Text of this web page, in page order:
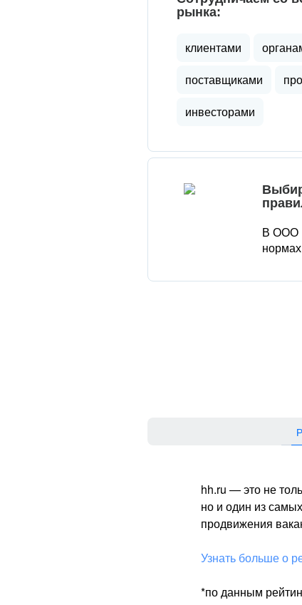
рынка:
клиентами
поставщиками
инвесторами
В ООО
hh.ru — это не
но и один из
продвижения
Узнать больше о
*по данным